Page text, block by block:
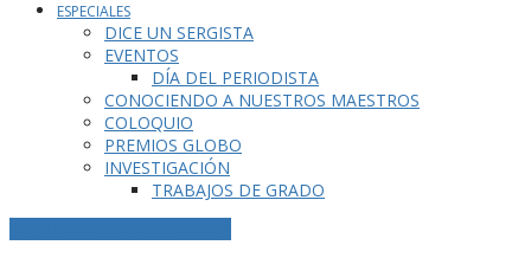
ESPECIALES
DICE UN SERGISTA
EVENTOS
DÍA DEL PERIODISTA
CONOCIENDO A NUESTROS MAESTROS
COLOQUIO
PREMIOS GLOBO
INVESTIGACIÓN
TRABAJOS DE GRADO